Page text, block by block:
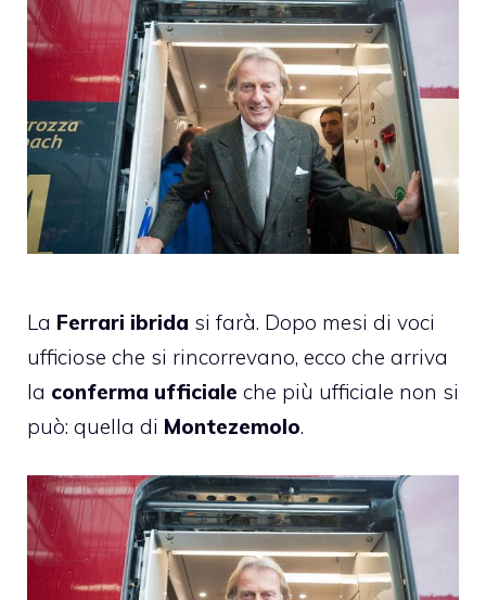
La Ferrari ibrida si farà. Dopo mesi di voci
ufficiose che si rincorrevano, ecco che arriva
la conferma ufficiale che più ufficiale non si
può: quella di Montezemolo.